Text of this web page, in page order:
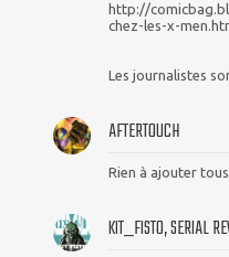
http://
chez-les-x-
Les journalistes
AFTERTOUCH
Rien à ajouter
KIT_FISTO, SERIAL